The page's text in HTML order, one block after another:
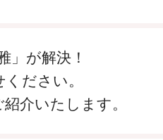
」が解決！
ださい。
介いたします。